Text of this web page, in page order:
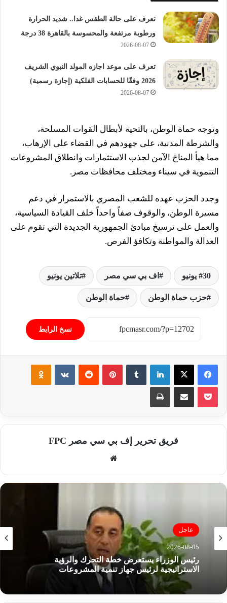
تعرف على حالة الطقس غدا.. شديد الحرارة
ورطوبة مرتفعة والمحسوسة بالقاهرة 38 درجة
2026-08-07
تعرف على موعد اجازه المولد النبوي الشريف
2026 وفقًا للحسابات الفلكية (إجازة رسمية)
2026-08-07
وتوجه حماة الوطن، بالتحية لأبطال القوات المسلحة،
والشرطة المدنية، على جهودهم في القضاء على الإرهاب،
مما هيأ المناخ الآمن لجذب الاستثمارات وانطلاق المشروعات
التنموية في سيناء ومختلف محافظات مصر.
وجدد الحزب عهده للشعب المصري بالاستمرار في دعم
مسيرة الوطن، والوقوف صفاً واحداً خلف القيادة السياسية،
والعمل على ترسيخ مبادئ الجمهورية الجديدة التي تقوم على
العدالة والمواطنة وتكافؤ الفرص.
30 يونيو اف بي سي مصر تلاتين يونيو
حزب حماة الوطن حماة الوطن
نسخ الرابط
فيسبوك ‫X لينكدإن بينتيريست
فريق تحرير إف بي سي مصر FPC
الوي
عاجل
2026-08-05
رئيس الوزراء يستعرض خطة التحرك والرؤية
الاستراتيجية لرئيس جهاز تنمية المشروعات